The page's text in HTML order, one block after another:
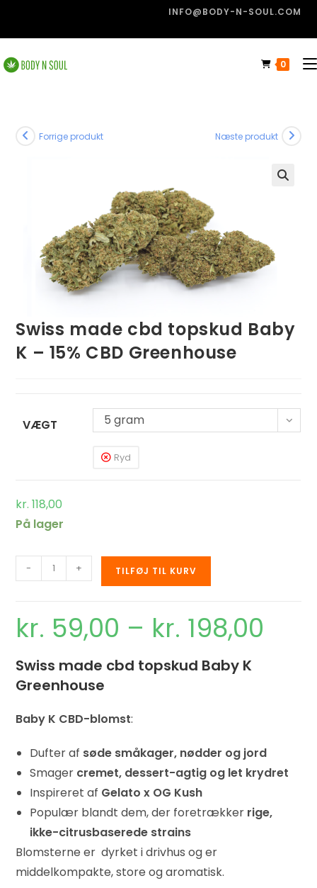
INFO@BODY-N-SOUL.COM
0
Forrige produkt Næste produkt
Swiss made cbd topskud Baby
K – 15% CBD Greenhouse
VÆGT 5 gram
Ryd
kr. 118,00
På lager
- + TILFØJ TIL KURV
kr. 59,00 – kr. 198,00
Swiss made cbd topskud Baby K
Greenhouse
Baby K CBD-blomst:
Dufter af søde småkager, nødder og jord
Smager cremet, dessert-agtig og let krydret
Inspireret af Gelato x OG Kush
Populær blandt dem, der foretrækker rige,
ikke-citrusbaserede strains
Blomsterne er dyrket i drivhus og er
middelkompakte, store og aromatisk.